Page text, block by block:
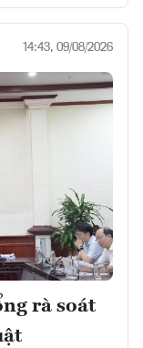
14:43, 09/08/2026
rà soát